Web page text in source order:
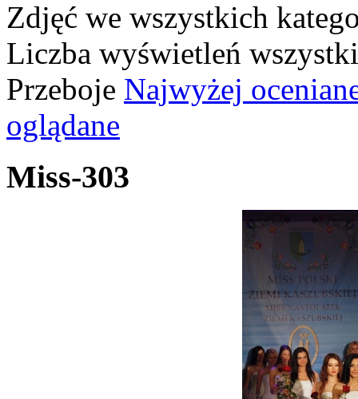
Zdjęć we wszystkich
Liczba wyświetleń
Przeboje Najwyżej
oglądane
Miss-303